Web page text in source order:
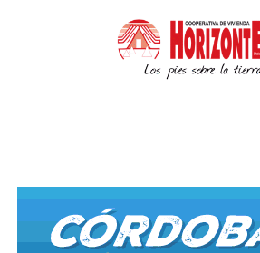
RED HOSPITALARIA
La Provincia continúa
hospitalaria para dar respuesta a
comorbilidades. El mismo cuenta
Por su parte se habilitó el